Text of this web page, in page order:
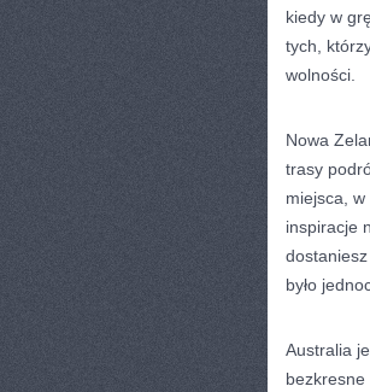
kiedy w
tych,
wolności.
Nowa
trasy
miejsca,
inspiracje
było
Australia
bezkresne